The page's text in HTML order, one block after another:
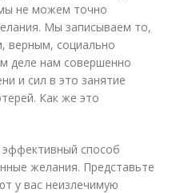
не можем точно
Мы записываем то,
верным, социально
деле нам совершенно
и сил в это занятие
Как же это
способ
желания. Представьте
у вас неизлечимую